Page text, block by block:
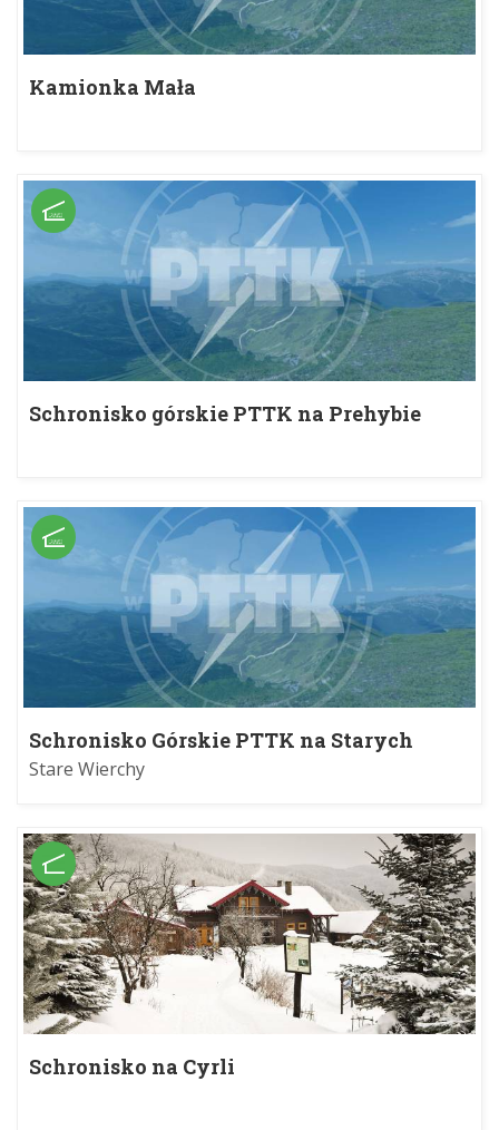
Kamionka Mała
Schronisko górskie PTTK na Prehybie
Schronisko Górskie PTTK na Starych
Wierchach im. Czesława Trybowskiego
Stare Wierchy
Schronisko na Cyrli